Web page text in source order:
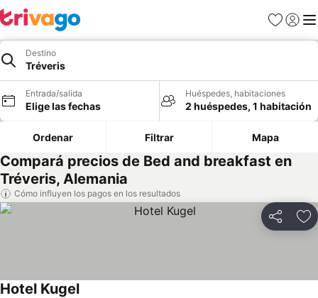
Favoritos
Iniciar
Destino
Tréveris
Entrada/salida
Elige las fechas
Huéspedes, habitaciones
2 huéspedes, 1 habitación
Ordenar Filtrar Mapa
Compará precios de Bed and breakfast en
Tréveris, Alemania
Cómo influyen los pagos en los resultados
Compartir
Hotel Kugel